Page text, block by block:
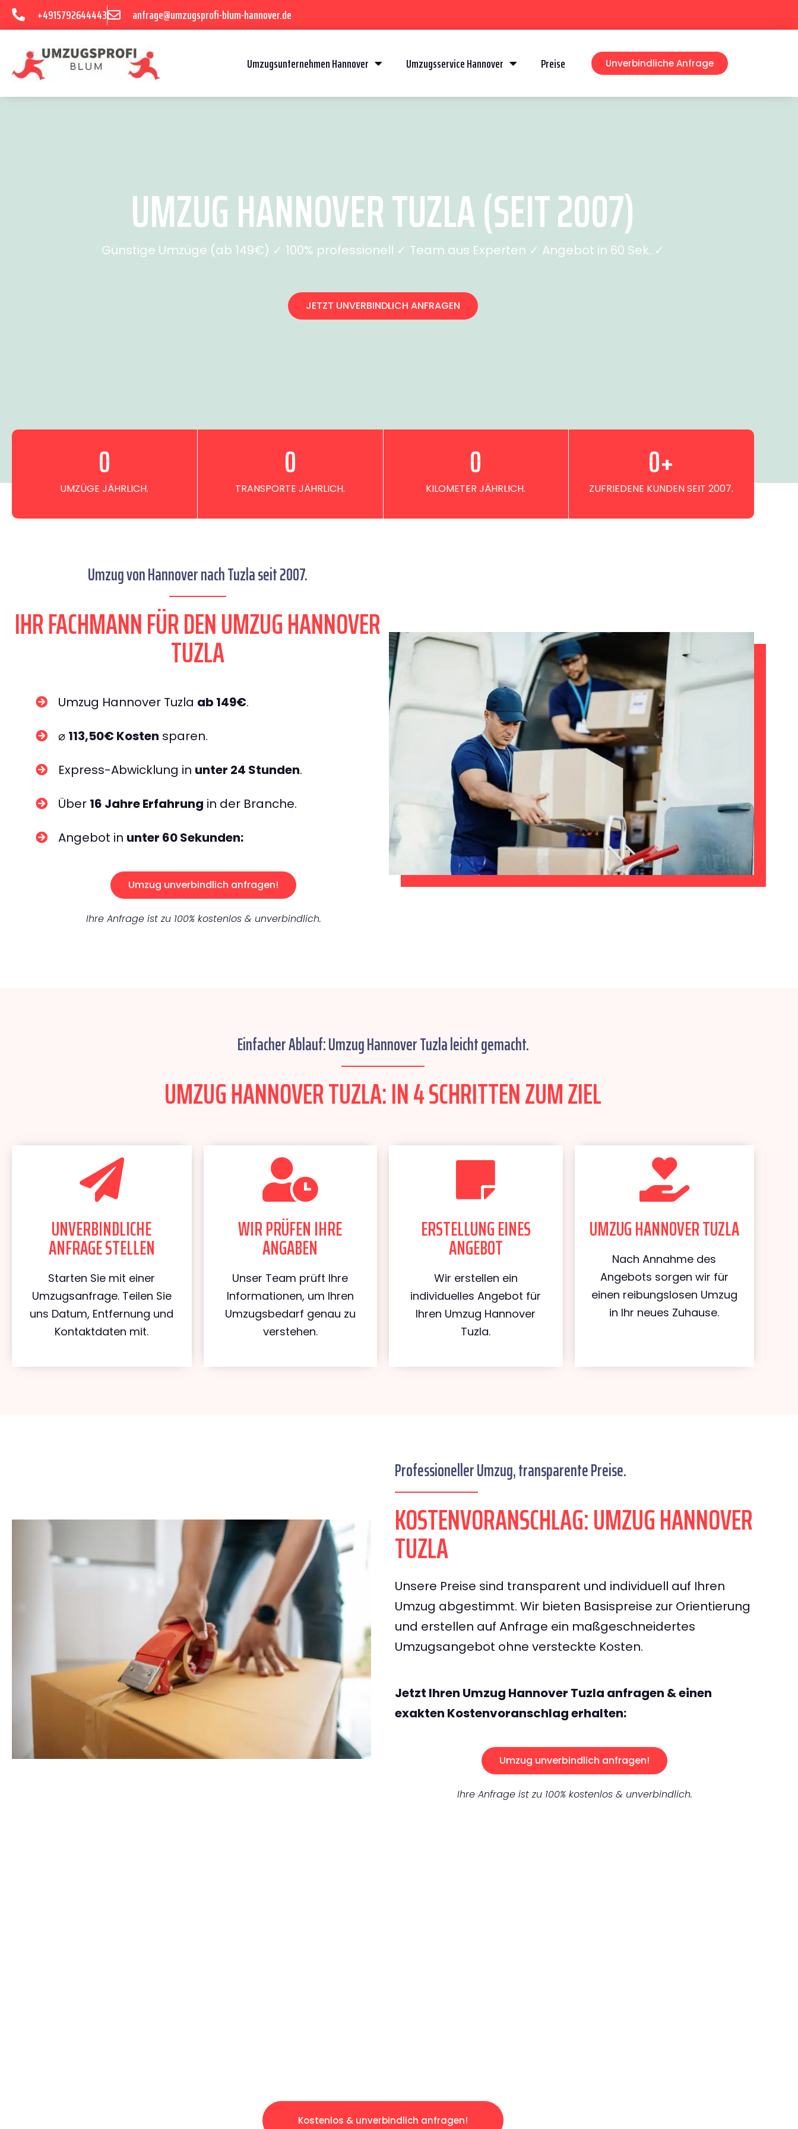
+4915792644443 anfrage@umzugsprofi-blum-hannover.de
Umzugsunternehmen Hannover Umzugsservice Hannover Preise Unverbindliche Anfrage
UMZUG HANNOVER TUZLA (SEIT 2007)
Günstige Umzüge (ab 149€) ✓ 100% professionell ✓ Team aus Experten ✓ Angebot in 60 Sek. ✓
JETZT UNVERBINDLICH ANFRAGEN
UMZÜGE JÄHRLICH.
0
TRANSPORTE JÄHRLICH.
0
KILOMETER JÄHRLICH.
0
ZUFRIEDENE KUNDEN SEIT 2007.
0+
Umzug von Hannover nach Tuzla seit 2007.
IHR FACHMANN FÜR DEN UMZUG HANNOVER
TUZLA
Umzug Hannover Tuzla ab 149€.
⌀ 113,50€ Kosten sparen.
Express-Abwicklung in unter 24 Stunden.
Über 16 Jahre Erfahrung in der Branche.
Angebot in unter 60 Sekunden:
Umzug unverbindlich anfragen!
Ihre Anfrage ist zu 100% kostenlos & unverbindlich.
Einfacher Ablauf: Umzug Hannover Tuzla leicht gemacht.
UMZUG HANNOVER TUZLA: IN 4 SCHRITTEN ZUM ZIEL
UNVERBINDLICHE
ANFRAGE STELLEN
Starten Sie mit einer
Umzugsanfrage. Teilen Sie
uns Datum, Entfernung und
Kontaktdaten mit.
WIR PRÜFEN IHRE
ANGABEN
Unser Team prüft Ihre
Informationen, um Ihren
Umzugsbedarf genau zu
verstehen.
ERSTELLUNG EINES
ANGEBOT
Wir erstellen ein
individuelles Angebot für
Ihren Umzug Hannover
Tuzla.
UMZUG HANNOVER TUZLA
Nach Annahme des
Angebots sorgen wir für
einen reibungslosen Umzug
in Ihr neues Zuhause.
Professioneller Umzug, transparente Preise.
KOSTENVORANSCHLAG: UMZUG HANNOVER
TUZLA
Unsere Preise sind transparent und individuell auf Ihren
Umzug abgestimmt. Wir bieten Basispreise zur Orientierung
und erstellen auf Anfrage ein maßgeschneidertes
Umzugsangebot ohne versteckte Kosten.
Jetzt Ihren Umzug Hannover Tuzla anfragen & einen
exakten Kostenvoranschlag erhalten:
Umzug unverbindlich anfragen!
Ihre Anfrage ist zu 100% kostenlos & unverbindlich.
Kostenlos & unverbindlich anfragen!